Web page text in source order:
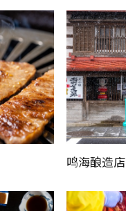
鸣海酿造店